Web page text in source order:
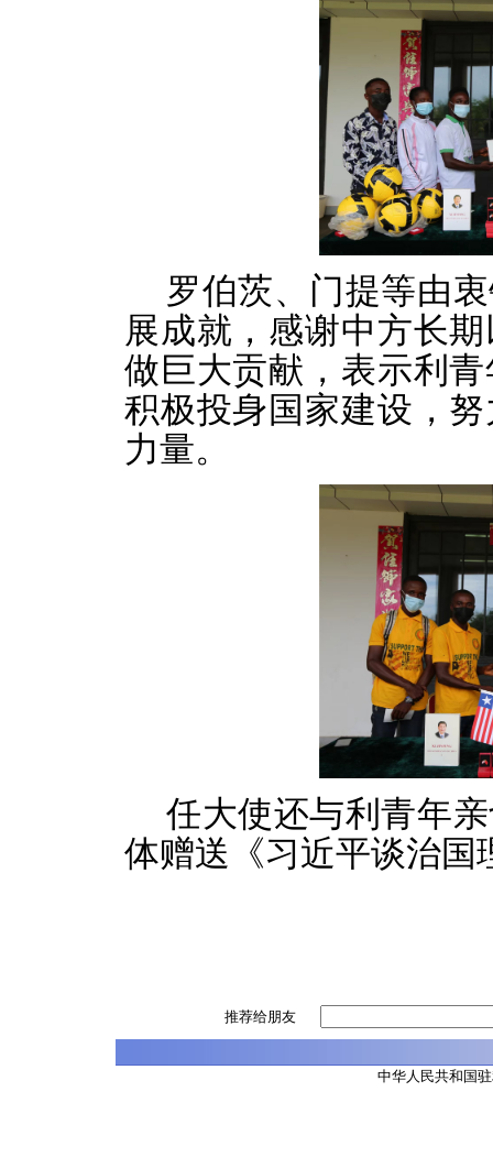
罗伯茨、门提等由
展成就，感谢中方长
做巨大贡献，表示利
积极投身国家建设，
力量。
任大使还与利青年
体赠送《习近平谈治国
推荐给朋友
中华人民共和国